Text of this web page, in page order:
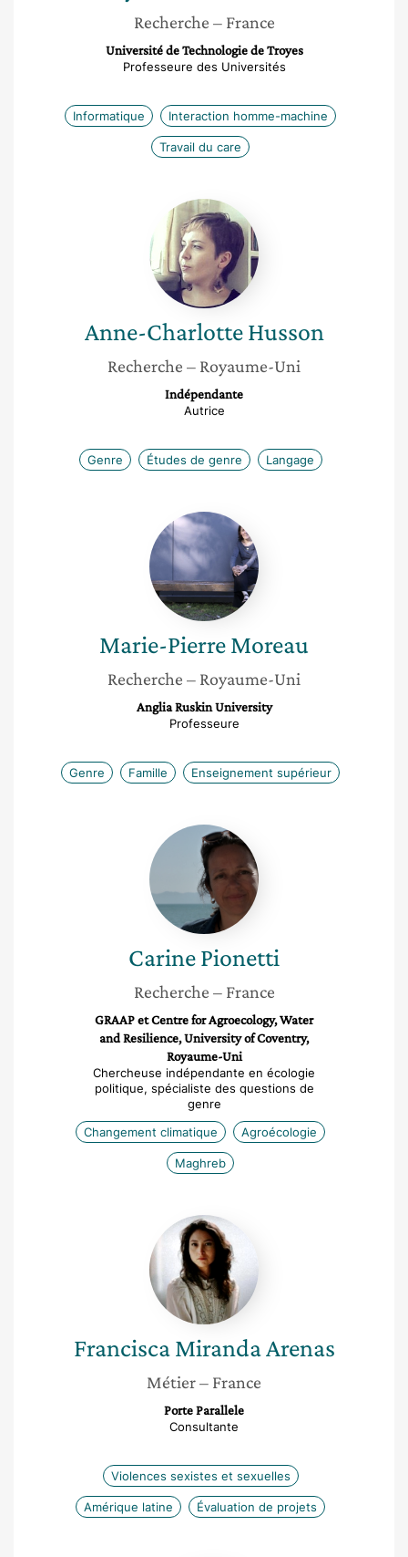
Recherche – France
Université de Technologie de Troyes
Professeure des Universités
Informatique Interaction homme-machine
Travail du care
Anne-
Charlotte
Husson
Anne-Charlotte Husson
Recherche – Royaume-Uni
Indépendante
Autrice
Genre Études de genre Langage
Marie-
Pierre
Moreau
Marie-PierreMoreau
Recherche – Royaume-Uni
Anglia Ruskin University
Professeure
Genre Famille Enseignement supérieur
Carine
Pionetti
CarinePionetti
Recherche – France
GRAAP et Centre for Agroecology, Water
and Resilience, University of Coventry,
Royaume-Uni
Chercheuse indépendante en écologie
politique, spécialiste des questions de
genre
Changement climatique
Agroécologie
Maghreb
Francisca
Miranda
Arenas
Francisca Miranda Arenas
Métier– France
Porte Parallele
Consultante
Violences sexistes et sexuelles
Amérique latine Évaluation de projets